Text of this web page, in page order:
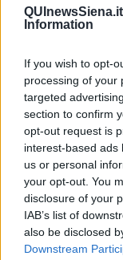
Information
If you wish to opt-
processing of your
targeted
section to confirm
opt-out request is
interest-based ads
us or personal
your opt-out. You
disclosure of your
IAB’s list of
also be disclosed
Downstream
Una manovra
SIENA —Intervento
nella mattinata di
seguito diun
soltanto un'auto.
Il conducente, per
veicolo all'imbocco